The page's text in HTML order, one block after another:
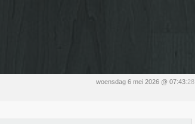
woensdag 6 mei 2026 @ 07:43:28